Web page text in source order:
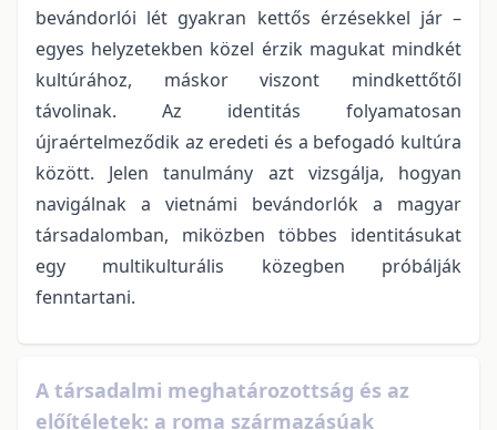
bevándorlói lét gyakran kettős érzésekkel jár –
egyes helyzetekben közel érzik magukat mindkét
kultúrához, máskor viszont mindkettőtől
távolinak. Az identitás folyamatosan
újraértelmeződik az eredeti és a befogadó kultúra
között. Jelen tanulmány azt vizsgálja, hogyan
navigálnak a vietnámi bevándorlók a magyar
társadalomban, miközben többes identitásukat
egy multikulturális közegben próbálják
fenntartani.
A társadalmi meghatározottság és az
előítéletek: a roma származásúak